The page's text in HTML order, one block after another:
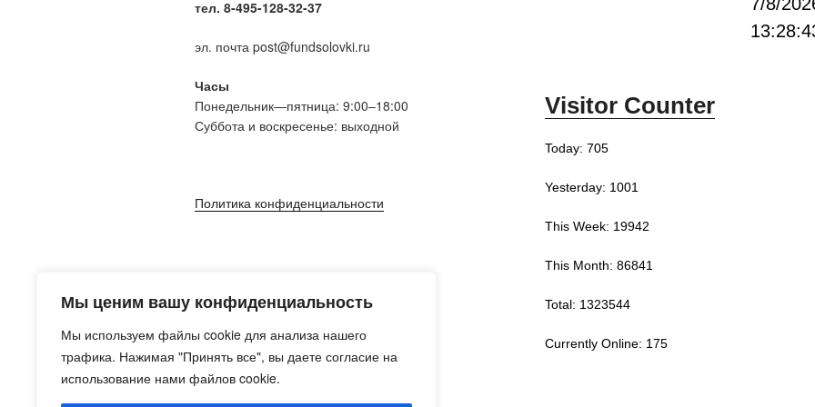
Мы ценим вашу конфиденциальность
Мы используем файлы cookie для анализа нашего
трафика. Нажимая "Принять все", вы даете согласие на
использование нами файлов cookie.
тел. 8-495-128-32-37
эл. почта post@fundsolovki.ru
Часы
Понедельник—пятница: 9:00–18:00
Суббота и воскресенье: выходной
Политика конфиденциальности
Visitor Counter
Today: 705
Yesterday: 1001
This Week: 19942
This Month: 86841
Total: 1323544
Currently Online: 175